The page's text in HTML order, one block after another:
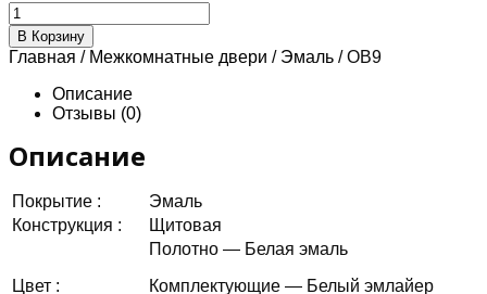
Количество
товара
OB9
В Корзину
Главная / Межкомнатные двери / Эмаль / OB9
Описание
Отзывы (0)
Описание
Покрытие :
Эмаль
Конструкция :
Щитовая
Цвет :
Полотно — Белая эмаль
Комплектующие — Белый эмлайер